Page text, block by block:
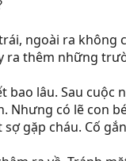
ngoài ra
ra thêm những
lâu. Sau cuộc
Nhưng có lẽ con
gặp cháu. Cố